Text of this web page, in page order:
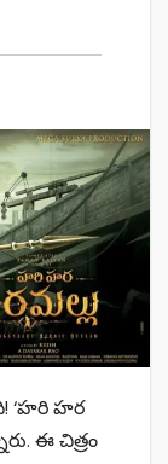
‘హరి హర
ఈ చిత్రం